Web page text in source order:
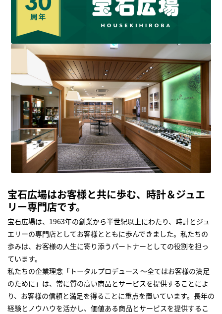
宝石広場はお客様と共に歩む、時計＆ジュエ
リー専門店です。
宝石広場は、1963年の創業から半世紀以上にわたり、時計とジュ
エリーの専門店としてお客様とともに歩んできました。私たちの
歩みは、お客様の人生に寄り添うパートナーとしての役割を担っ
ています。
私たちの企業理念「トータルプロデュース ～全てはお客様の満足
のために」は、常に質の高い商品とサービスを提供することによ
り、お客様の信頼と満足を得ることに重点を置いています。長年の
経験とノウハウを活かし、価値ある商品とサービスを提供するこ